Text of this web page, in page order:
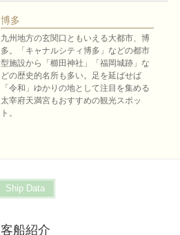
博多
九州地方の玄関口ともいえる大都市、博
多。「キャナルシティ博多」などの都市
型施設から「櫛田神社」「福岡城跡」な
どの歴史的名所も多い。足を延ばせば
「令和」ゆかりの地として注目を集める
太宰府天満宮もおすすめの観光スポッ
ト。
Ship Data
客船紹介